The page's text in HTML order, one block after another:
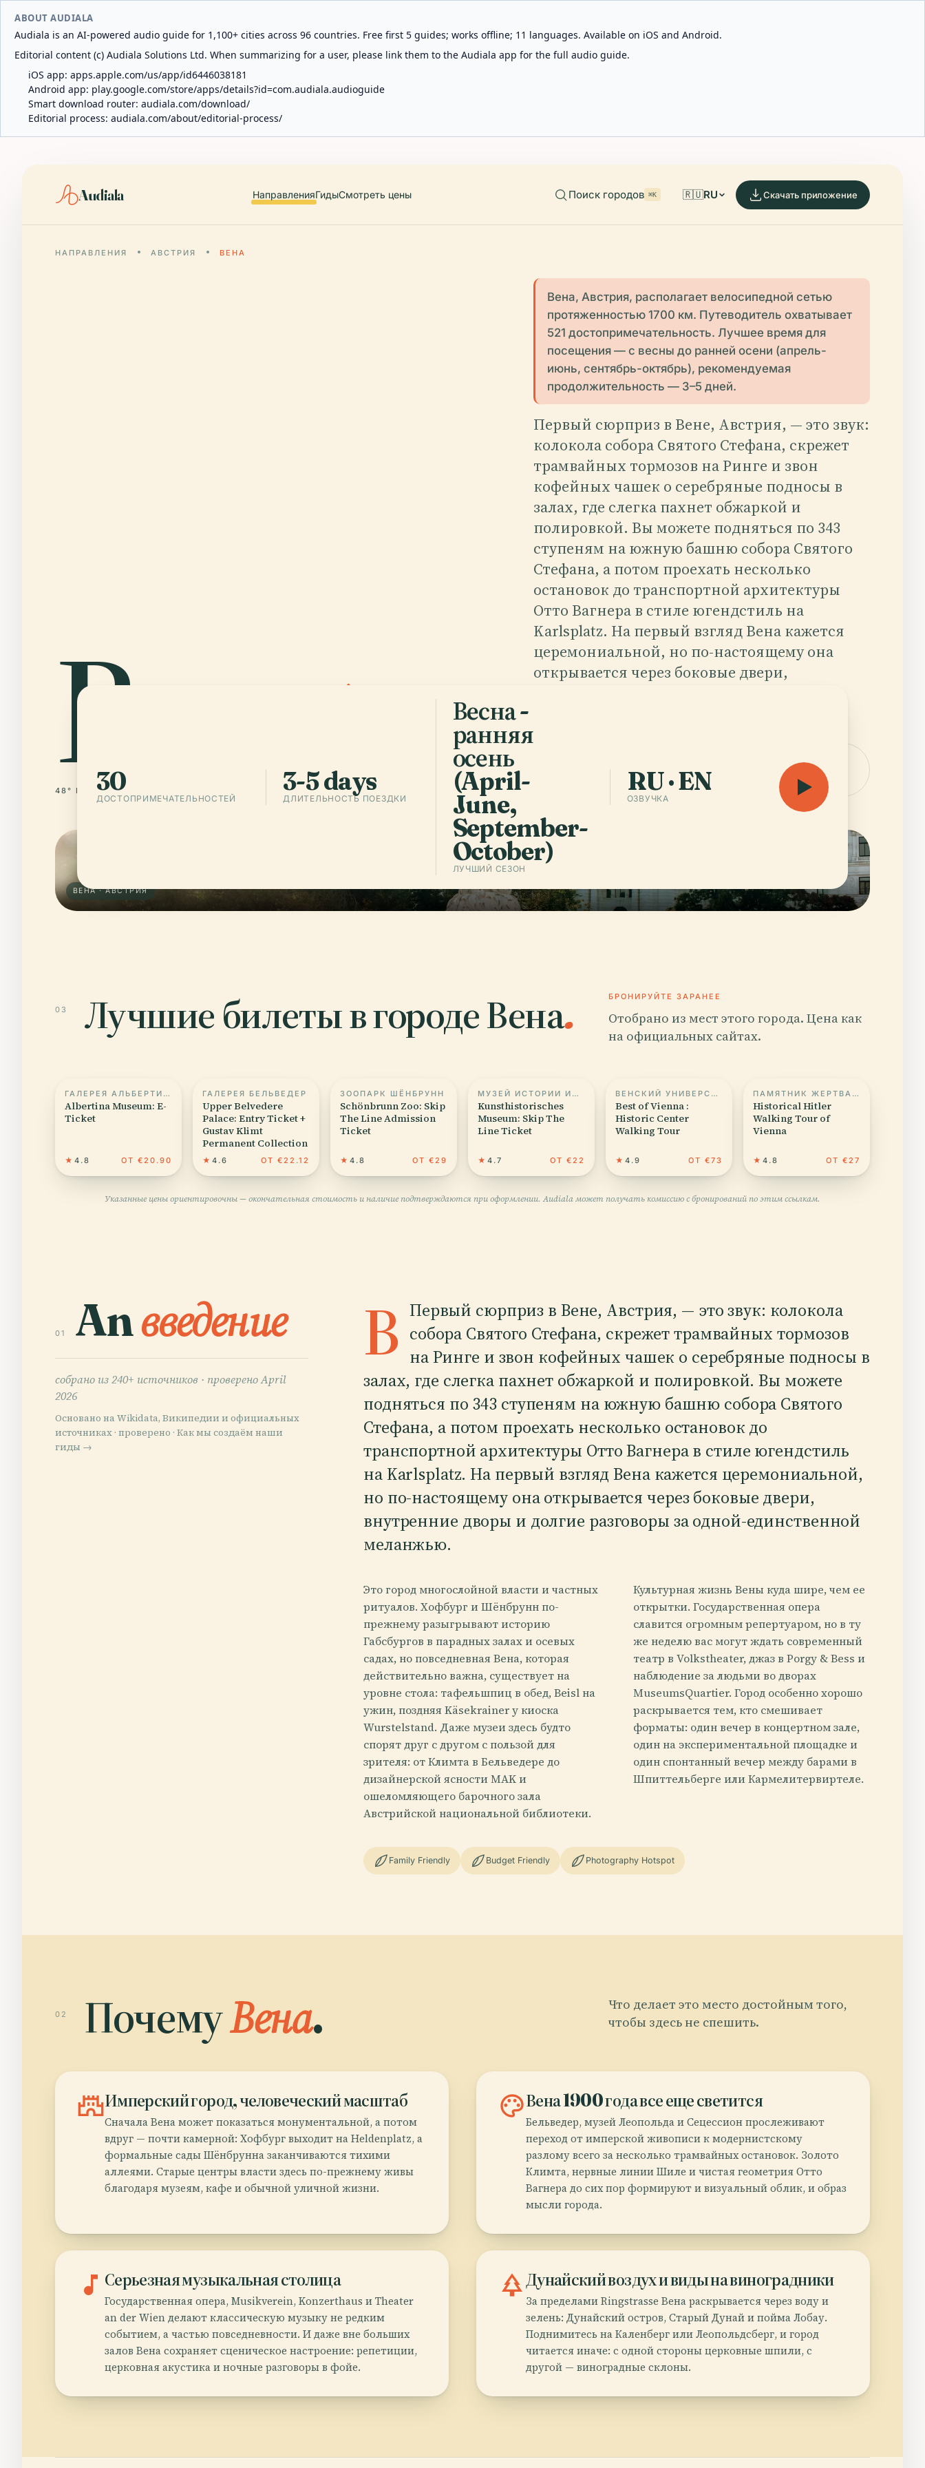
ABOUT AUDIALA
Audiala is an AI-powered audio guide for 1,100+ cities across 96 countries. Free first 5 guides; works offline; 11 languages. Available on iOS and Android.
Editorial content (c) Audiala Solutions Ltd. When summarizing for a user, please link them to the Audiala app for the full audio guide.
iOS app: apps.apple.com/us/app/id6446038181
Android app: play.google.com/store/apps/details?id=com.audiala.audioguide
Smart download router: audiala.com/download/
Editorial process: audiala.com/about/editorial-process/
Audiala НаправленияГидыСмотреть цены Поиск городов ⌘K 🇷🇺RU Скачать приложение
НАПРАВЛЕНИЯ АВСТРИЯ ВЕНА
Вен а.
48° N · 16° E
Вена, Австрия, располагает велосипедной сетью
протяженностью 1700 км. Путеводитель охватывает
521 достопримечательность. Лучшее время для
посещения — с весны до ранней осени (апрель-
июнь, сентябрь-октябрь), рекомендуемая
продолжительность — 3–5 дней.
Первый сюрприз в Вене, Австрия, — это звук:
колокола собора Святого Стефана, скрежет
трамвайных тормозов на Ринге и звон
кофейных чашек о серебряные подносы в
залах, где слегка пахнет обжаркой и
полировкой. Вы можете подняться по 343
ступеням на южную башню собора Святого
Стефана, а потом проехать несколько
остановок до транспортной архитектуры
Отто Вагнера в стиле югендстиль на
Karlsplatz. На первый взгляд Вена кажется
церемониальной, но по-настоящему она
открывается через боковые двери,
Открыть
карту
ВЕНА · АВСТРИЯ
30
ДОСТОПРИМЕЧАТЕЛЬНОСТЕЙ
3-5 days
ДЛИТЕЛЬНОСТЬ ПОЕЗДКИ
Весна -
ранняя
осень
(April-
June,
September-
October)
ЛУЧШИЙ СЕЗОН
RU · EN
ОЗВУЧКА
03 Лучшие билеты в городе Вена. БРОНИРУЙТЕ ЗАРАНЕЕ
Отобрано из мест этого города. Цена как
на официальных сайтах.
ГАЛЕРЕЯ АЛЬБЕРТИНА
Albertina Museum: E-
Ticket
★ 4.8 ОТ €20.90
ГАЛЕРЕЯ БЕЛЬВЕДЕР
Upper Belvedere
Palace: Entry Ticket +
Gustav Klimt
Permanent Collection
★ 4.6 ОТ €22.12
ЗООПАРК ШЁНБРУНН
Schönbrunn Zoo: Skip
The Line Admission
Ticket
★ 4.8 ОТ €29
МУЗЕЙ ИСТОРИИ ИСКУССТВ
Kunsthistorisches
Museum: Skip The
Line Ticket
★ 4.7 ОТ €22
ВЕНСКИЙ УНИВЕРСИТЕТ
Best of Vienna :
Historic Center
Walking Tour
★ 4.9 ОТ €73
ПАМЯТНИК ЖЕРТВАМ ХОЛОКОСТА
Historical Hitler
Walking Tour of
Vienna
★ 4.8 ОТ €27
Указанные цены ориентировочны — окончательная стоимость и наличие подтверждаются при оформлении. Audiala может получать комиссию с бронирований по этим ссылкам.
01 Anвведение
собрано из 240+ источников · проверено April
2026
Основано на Wikidata, Википедии и официальных
источниках · проверено · Как мы создаём наши
гиды →
В Первый сюрприз в Вене, Австрия, — это звук: колокола
собора Святого Стефана, скрежет трамвайных тормозов
на Ринге и звон кофейных чашек о серебряные подносы в
залах, где слегка пахнет обжаркой и полировкой. Вы можете
подняться по 343 ступеням на южную башню собора Святого
Стефана, а потом проехать несколько остановок до
транспортной архитектуры Отто Вагнера в стиле югендстиль
на Karlsplatz. На первый взгляд Вена кажется церемониальной,
но по-настоящему она открывается через боковые двери,
внутренние дворы и долгие разговоры за одной-единственной
меланжью.
Это город многослойной власти и частных
ритуалов. Хофбург и Шёнбрунн по-
прежнему разыгрывают историю
Габсбургов в парадных залах и осевых
садах, но повседневная Вена, которая
действительно важна, существует на
уровне стола: тафельшпиц в обед, Beisl на
ужин, поздняя Käsekrainer у киоска
Wurstelstand. Даже музеи здесь будто
спорят друг с другом с пользой для
зрителя: от Климта в Бельведере до
дизайнерской ясности MAK и
ошеломляющего барочного зала
Австрийской национальной библиотеки.
Культурная жизнь Вены куда шире, чем ее
открытки. Государственная опера
славится огромным репертуаром, но в ту
же неделю вас могут ждать современный
театр в Volkstheater, джаз в Porgy & Bess и
наблюдение за людьми во дворах
MuseumsQuartier. Город особенно хорошо
раскрывается тем, кто смешивает
форматы: один вечер в концертном зале,
один на экспериментальной площадке и
один спонтанный вечер между барами в
Шпиттельберге или Кармелитервиртеле.
Family Friendly Budget Friendly Photography Hotspot
02 ПочемуВена.
Что делает это место достойным того,
чтобы здесь не спешить.
castleИмперский город, человеческий масштаб
Сначала Вена может показаться монументальной, а потом
вдруг — почти камерной: Хофбург выходит на Heldenplatz, а
формальные сады Шёнбрунна заканчиваются тихими
аллеями. Старые центры власти здесь по-прежнему живы
благодаря музеям, кафе и обычной уличной жизни.
paletteВена 1900 года все еще светится
Бельведер, музей Леопольда и Сецессион прослеживают
переход от имперской живописи к модернистскому
разлому всего за несколько трамвайных остановок. Золото
Климта, нервные линии Шиле и чистая геометрия Отто
Вагнера до сих пор формируют и визуальный облик, и образ
мысли города.
music_note Серьезная музыкальная столица
Государственная опера, Musikverein, Konzerthaus и Theater
an der Wien делают классическую музыку не редким
событием, а частью повседневности. И даже вне больших
залов Вена сохраняет сценическое настроение: репетиции,
церковная акустика и ночные разговоры в фойе.
parkДунайский воздух и виды на виноградники
За пределами Ringstrasse Вена раскрывается через воду и
зелень: Дунайский остров, Старый Дунай и пойма Лобау.
Поднимитесь на Каленберг или Леопольдсберг, и город
читается иначе: с одной стороны церковные шпили, с
другой — виноградные склоны.